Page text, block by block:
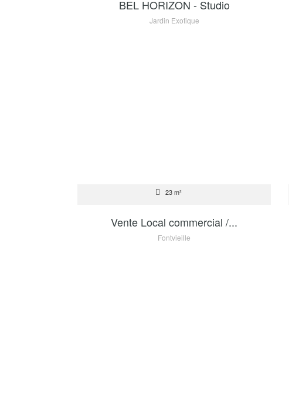
BEL HORIZON - Studio
Jardin Exotique
23 m²
Vente Local commercial /...
Fontvieille